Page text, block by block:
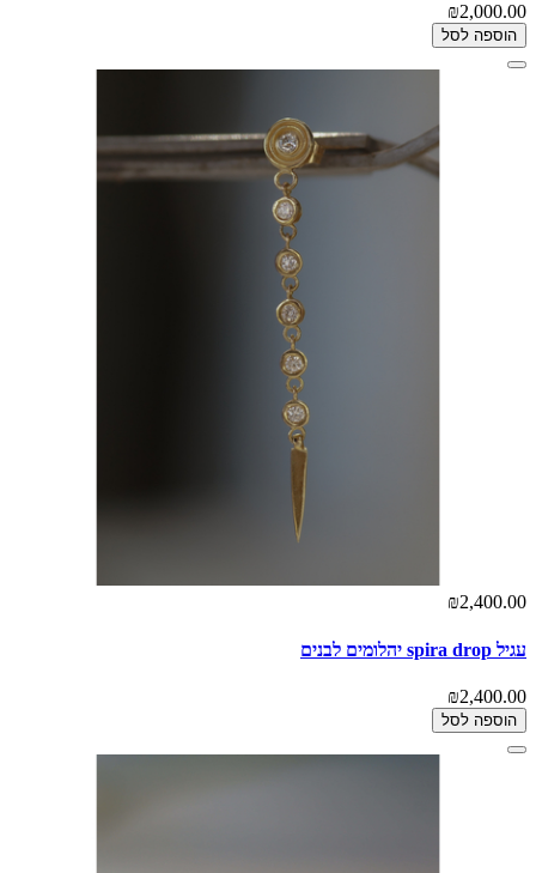
₪2,000.00
הוספה לסל
₪2,400.00
עגיל spira drop יהלומים לבנים
₪2,400.00
הוספה לסל